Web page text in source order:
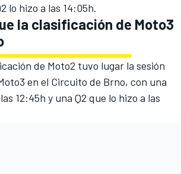
lo hizo a las 14:05h.
la clasificación de Moto3
de Moto2 tuvo lugar la sesión
en el Circuito de Brno, con una
12:45h y una Q2 que lo hizo a las